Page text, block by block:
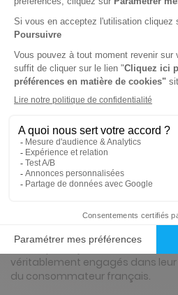
consommateurs
offre chaque mois la
information sur la
Comparatifs, articles de fond,
60 Millions de consommateurs
consommation éclairée vous
consommer et trouver les
juste. Les rubriques sont rédigées
chroniqueurs jouissant d'un haut
véritablement engagés dans
du consommateur français.